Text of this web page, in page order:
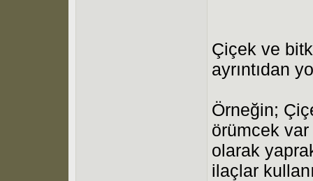
Çiçek ve
ayrıntıdan
Örneğin;
örümcek
olarak
ilaçlar